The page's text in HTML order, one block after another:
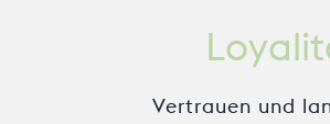
Vertrauen und